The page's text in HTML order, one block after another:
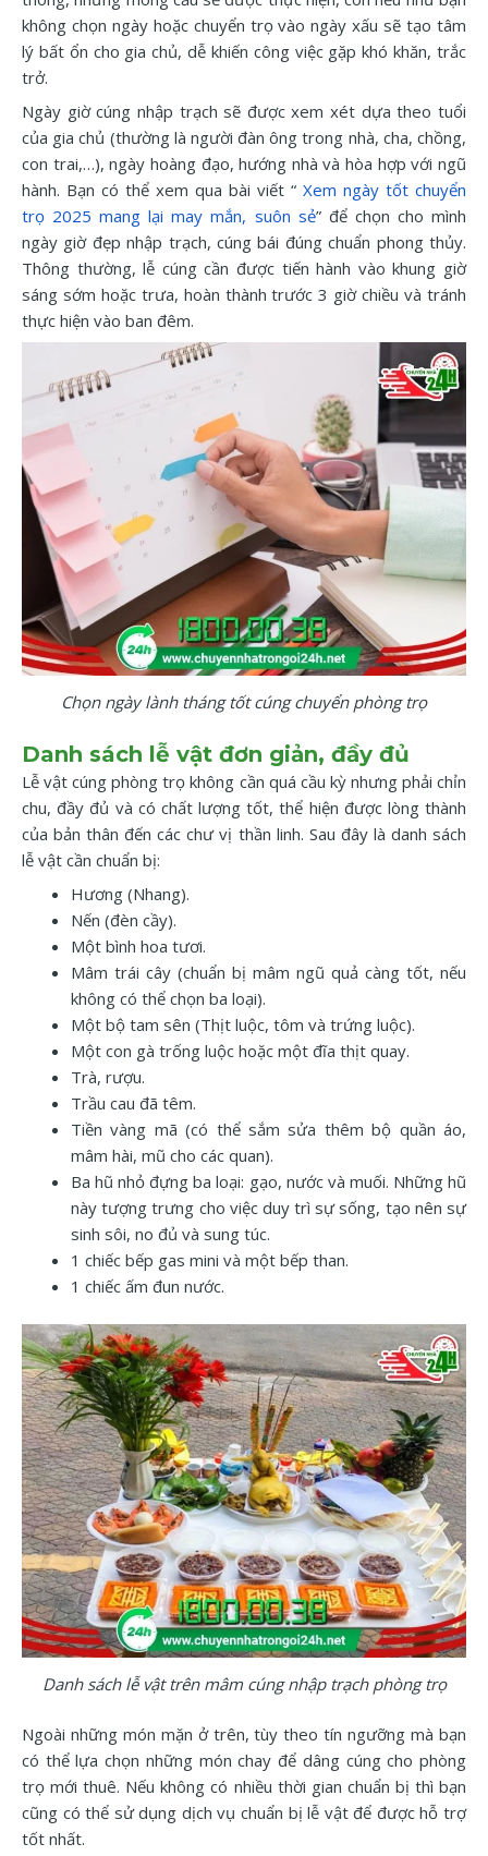
không chọn ngày hoặc chuyển trọ vào ngày xấu sẽ tạo tâm
lý bất ổn cho gia chủ, dễ khiến công việc gặp khó khăn, trắc
trở.
Ngày giờ cúng nhập trạch sẽ được xem xét dựa theo tuổi
của gia chủ (thường là người đàn ông trong nhà, cha, chồng,
con trai,…), ngày hoàng đạo, hướng nhà và hòa hợp với ngũ
hành. Bạn có thể xem qua bài viết “ Xem ngày tốt chuyển
trọ 2025 mang lại may mắn, suôn sẻ” để chọn cho mình
ngày giờ đẹp nhập trạch, cúng bái đúng chuẩn phong thủy.
Thông thường, lễ cúng cần được tiến hành vào khung giờ
sáng sớm hoặc trưa, hoàn thành trước 3 giờ chiều và tránh
thực hiện vào ban đêm.
Chọn ngày lành tháng tốt cúng chuyển phòng trọ
Danh sách lễ vật đơn giản, đầy đủ
Lễ vật cúng phòng trọ không cần quá cầu kỳ nhưng phải chỉn
chu, đầy đủ và có chất lượng tốt, thể hiện được lòng thành
của bản thân đến các chư vị thần linh. Sau đây là danh sách
lễ vật cần chuẩn bị:
Hương (Nhang).
Nến (đèn cầy).
Một bình hoa tươi.
Mâm trái cây (chuẩn bị mâm ngũ quả càng tốt, nếu
không có thể chọn ba loại).
Một bộ tam sên (Thịt luộc, tôm và trứng luộc).
Một con gà trống luộc hoặc một đĩa thịt quay.
Trà, rượu.
Trầu cau đã têm.
Tiền vàng mã (có thể sắm sửa thêm bộ quần áo,
mâm hài, mũ cho các quan).
Ba hũ nhỏ đựng ba loại: gạo, nước và muối. Những hũ
này tượng trưng cho việc duy trì sự sống, tạo nên sự
sinh sôi, no đủ và sung túc.
1 chiếc bếp gas mini và một bếp than.
1 chiếc ấm đun nước.
Danh sách lễ vật trên mâm cúng nhập trạch phòng trọ
Ngoài những món mặn ở trên, tùy theo tín ngưỡng mà bạn
có thể lựa chọn những món chay để dâng cúng cho phòng
trọ mới thuê. Nếu không có nhiều thời gian chuẩn bị thì bạn
cũng có thể sử dụng dịch vụ chuẩn bị lễ vật để được hỗ trợ
tốt nhất.